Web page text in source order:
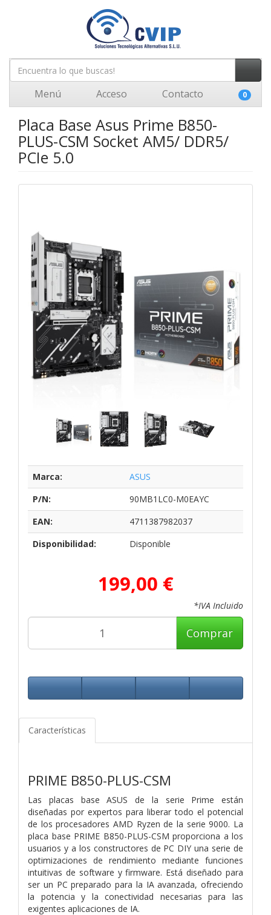
Menú Acceso Contacto 0
Placa Base Asus Prime B850-
PLUS-CSM Socket AM5/ DDR5/
PCIe 5.0
Marca:
ASUS
P/N:
90MB1LC0-M0EAYC
EAN:
4711387982037
Disponibilidad:
Disponible
199,00 €
*IVA Incluido
Comprar
Características
PRIME B850-PLUS-CSM
Las placas base ASUS de la serie Prime están
diseñadas por expertos para liberar todo el potencial
de los procesadores AMD Ryzen de la serie 9000. La
placa base PRIME B850-PLUS-CSM proporciona a los
usuarios y a los constructores de PC DIY una serie de
optimizaciones de rendimiento mediante funciones
intuitivas de software y firmware. Está diseñado para
ser un PC preparado para la IA avanzada, ofreciendo
la potencia y la conectividad necesarias para las
exigentes aplicaciones de IA.